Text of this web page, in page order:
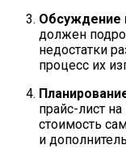
Обсуждение
должен
недостатки
процесс их
прайс-лист
стоимость
и